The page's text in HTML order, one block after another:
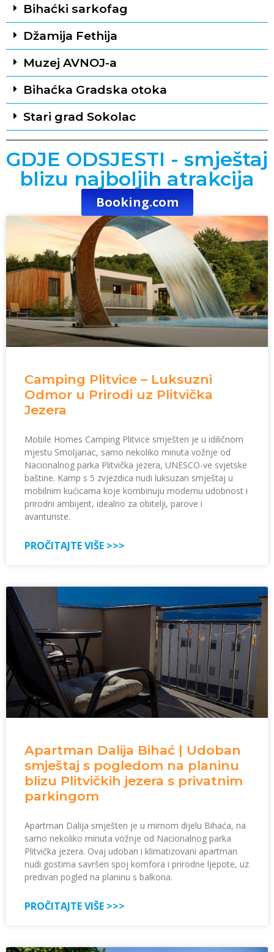
Bihaćki sarkofag
Džamija Fethija
Muzej AVNOJ-a
Bihaćka Gradska otoka
Stari grad Sokolac
GDJE ODSJESTI - smještaj
blizu najboljih atrakcija
Booking.com
Camping Plitvice – Luksuzni
Odmor u Prirodi uz Plitvička
Jezera
Mobile Homes Camping Plitvice smješten je u idiličnom
mjestu Smoljanac, samo nekoliko minuta vožnje od
Nacionalnog parka Plitvička jezera, UNESCO-ve svjetske
baštine. Kamp s 5 zvjezdica nudi luksuzan smještaj u
mobilnim kućicama koje kombinuju modernu udobnost i
prirodni ambijent, idealno za obitelji, parove i
avanturiste.
PROČITAJTE VIŠE >>>
Apartman Dalija Bihać | Udoban
smještaj s pogledom na planinu
blizu Plitvičkih jezera s privatnim
parkingom
Apartman Dalija smješten je u mirnom dijelu Bihaća, na
samo nekoliko minuta vožnje od Nacionalnog parka
Plitvička jezera. Ovaj udoban i klimatizovani apartman
nudi gostima savršen spoj komfora i prirodne ljepote, uz
predivan pogled na planinu s balkona.
PROČITAJTE VIŠE >>>